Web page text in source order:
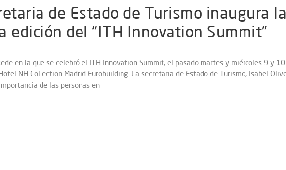
de Estado de Turismo inaugura la
edición del “ITH Innovation Summit”
en la que se celebró el ITH Innovation Summit, el pasado martes y miércoles 9 y
NH Collection Madrid Eurobuilding. La secretaria de Estado de Turismo, Isabel
de las personas en